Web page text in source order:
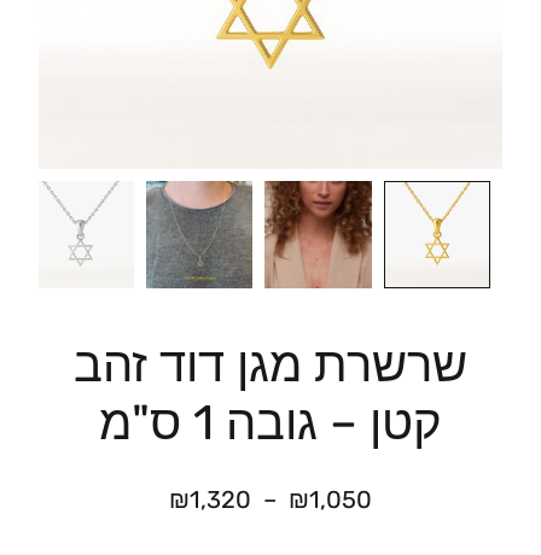
שרשרת מגן דוד זהב
קטן – גובה 1 ס"מ
₪1,050
–
₪1,320